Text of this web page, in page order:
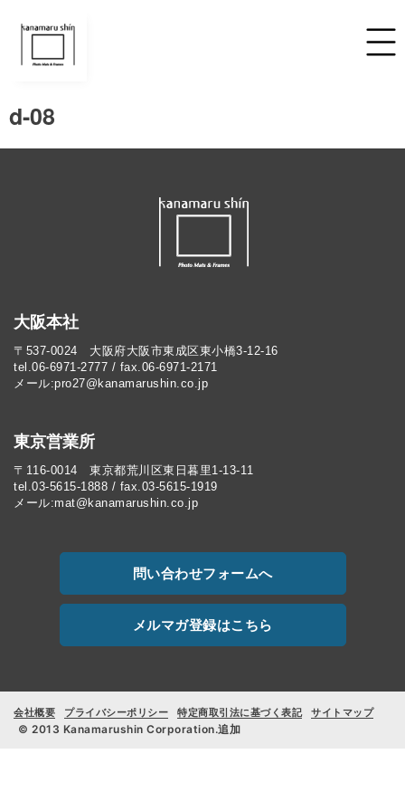
d-08
大阪本社
〒537-0024 大阪府大阪市東成区東小橋3-12-16
tel.06-6971-2777 / fax.06-6971-2171
メール:pro27@kanamarushin.co.jp​
東京営業所
〒116-0014 東京都荒川区東日暮里1-13-11
tel.03-5615-1888 / fax.03-5615-1919
メール:mat@kanamarushin.co.jp
問い合わせフォームへ
メルマガ登録はこちら
会社概要 プライバシーポリシー 特定商取引法に基づく表記 サイトマップ
© 2013 Kanamarushin Corporation.追加